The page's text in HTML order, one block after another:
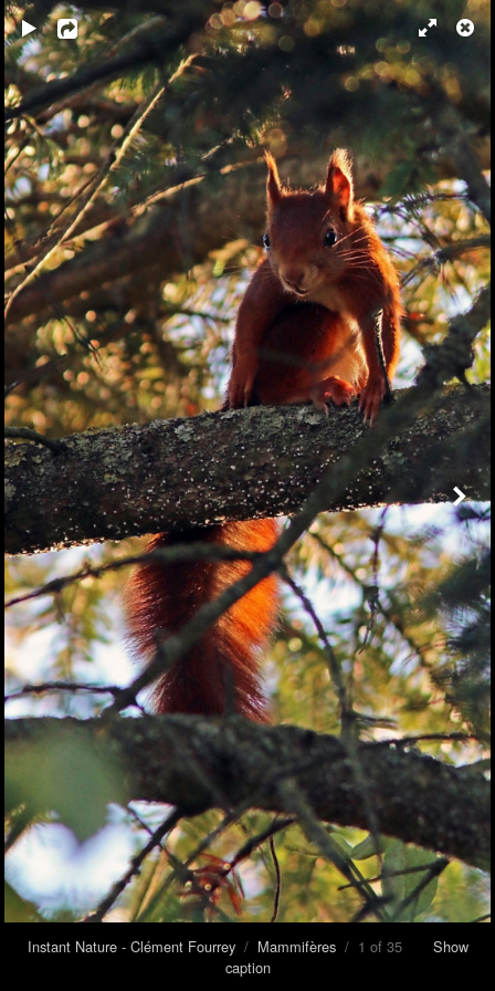
Instant Nature - Clément Fourrey/ Mammifères/ 1 of 35 Show
caption